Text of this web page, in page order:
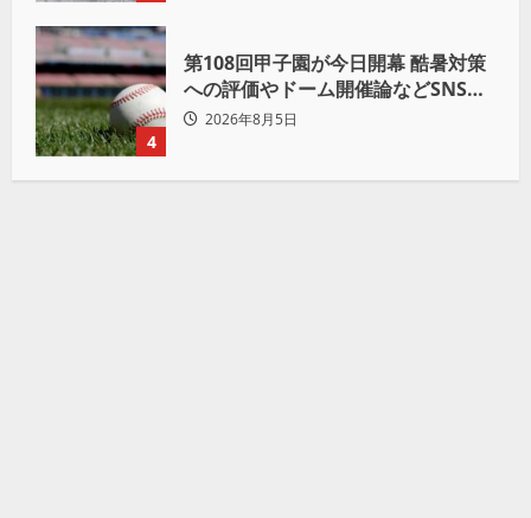
4
第108回甲子園が今日開幕 酷暑対策
への評価やドーム開催論などSNSで
議論も
2026年8月5日